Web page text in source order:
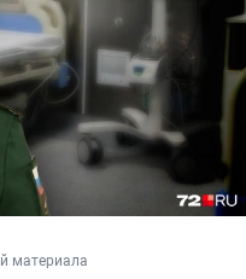
материала